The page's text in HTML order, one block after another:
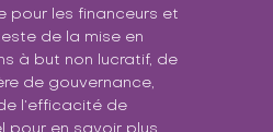
pour les financeurs et
de la mise en
à but non lucratif, de
de gouvernance,
l’efficacité de
pour en savoir plus